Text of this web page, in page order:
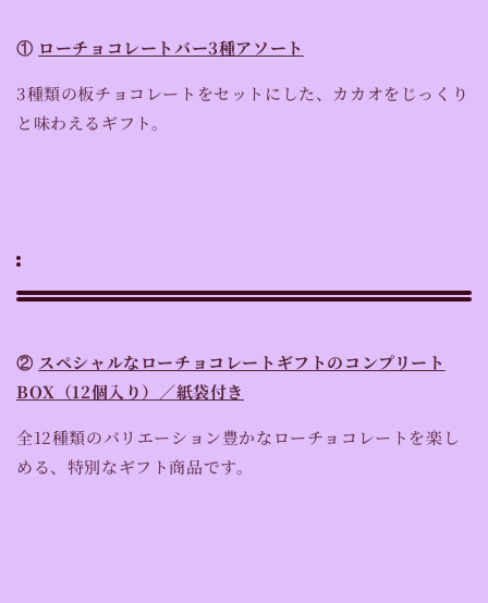
① ローチョコレートバー3種アソート
3種類の板チョコレートをセットにした、カカオをじっくり
と味わえるギフト。
② スペシャルなローチョコレートギフトのコンプリート
BOX（12個入り）／紙袋付き
全12種類のバリエーション豊かなローチョコレートを楽し
める、特別なギフト商品です。